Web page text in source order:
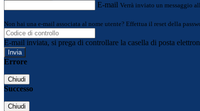
E-mail Verrà inviato un messaggio
Non hai una e-mail associata al nome utente? Effettua il reset della
E-mail inviata, si prega di controllare la casella di posta
Errore
Chiudi
Successo
Chiudi